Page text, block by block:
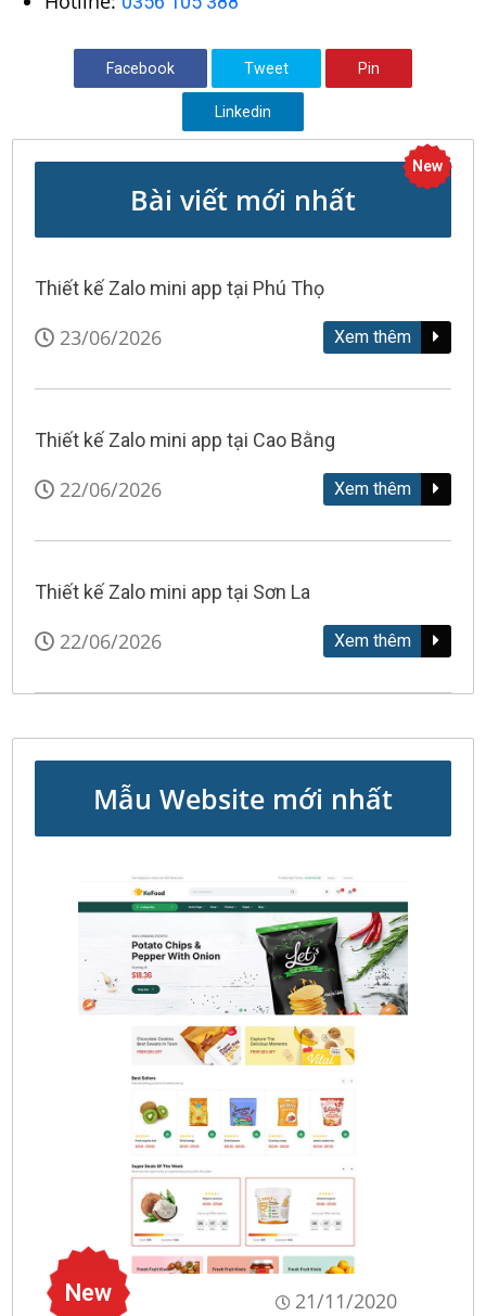
Facebook Tweet Pin
Linkedin
Bài viết mới nhất
New
Thiết kế Zalo mini app tại Phú Thọ
23/06/2026 Xem thêm
Thiết kế Zalo mini app tại Cao Bằng
22/06/2026 Xem thêm
Thiết kế Zalo mini app tại Sơn La
22/06/2026 Xem thêm
Mẫu Website mới nhất
New 21/11/2020